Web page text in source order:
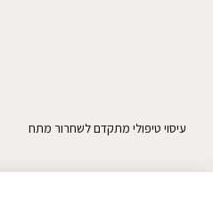
עיסוי טיפולי מתקדם לשחרור מתח